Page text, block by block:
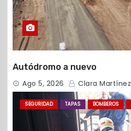
Autódromo a nuevo
Ago 5, 2026 Clara Martínez
SEGURIDAD TAPAS BOMBEROS